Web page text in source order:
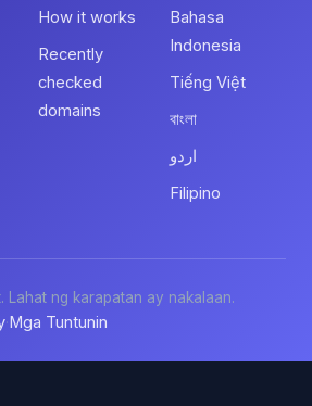
How it works
Recently
checked
domains
Bahasa
Indonesia
Tiếng Việt
বাংলা
اردو
Filipino
ng karapatan ay nakalaan.
·Mga Tuntunin